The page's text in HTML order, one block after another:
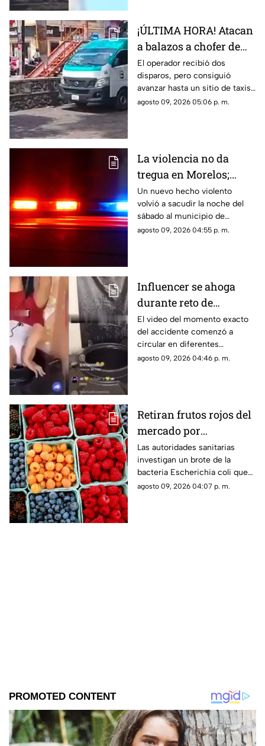
¡ÚLTIMA HORA! Atacan
a balazos a chofer de
Ruta 13 en Oaxtepec
El operador recibió dos
disparos, pero consiguió
avanzar hasta un sitio de taxis
donde solicitó ayuda.
agosto 09, 2026 05:06 p. m.
La violencia no da
tregua en Morelos;
ejecutan a un hombre
en Jiutepec
Un nuevo hecho violento
volvió a sacudir la noche del
sábado al municipio de
Jiutepec.
agosto 09, 2026 04:55 p. m.
Influencer se ahoga
durante reto de
transmisión en vivo;
esto se sabe del caso
(+VIDEO)
El video del momento exacto
del accidente comenzó a
circular en diferentes
plataformas digitales.
agosto 09, 2026 04:46 p. m.
Retiran frutos rojos del
mercado por
CONTAMINACIÓN DE E.
COLI; estos son los
productos afectados
Las autoridades sanitarias
investigan un brote de la
bacteria Escherichia coli que
ha dejado a varias personas
agosto 09, 2026 04:07 p. m.